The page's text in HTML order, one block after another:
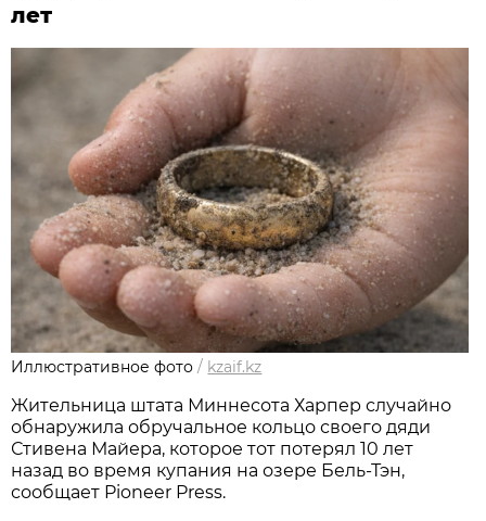
лет
Иллюстративное фото / kzaif.kz
Жительница штата Миннесота Харпер случайно
обнаружила обручальное кольцо своего дяди
Стивена Майера, которое тот потерял 10 лет
назад во время купания на озере Бель-Тэн,
сообщает Pioneer Press.